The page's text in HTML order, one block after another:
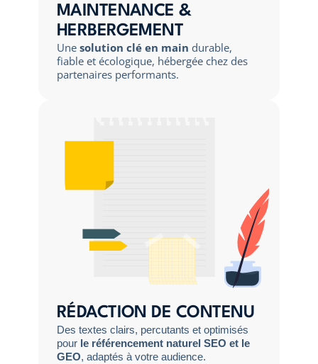
MAINTENANCE &
HERBERGEMENT
Unesolution clé en main durable,
fiable et écologique, hébergée chez des
partenaires performants.
RÉDACTION DE CONTENU
Des textes clairs, percutants et optimisés
pour le référencement naturel SEO et le
GEO, adaptés à votre audience.